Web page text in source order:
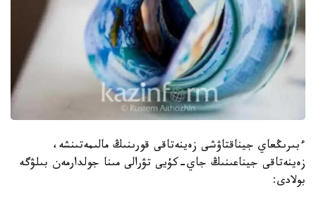
ءبىرىڭعاي جيناقتاۋشى زەينەتاقى قورىنىڭ مالىمەتىنشە،
زەينەتاقى جيناعىنىڭ جاي-كۇيى تۋرالى مىنا جولدارمەن بىلۋگە
بولادى: